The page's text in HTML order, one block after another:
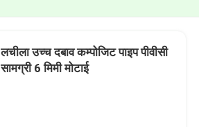
लचीला उच्च दबाव कम्पोजिट पाइप पीवीसी
सामग्री 6 मिमी मोटाई